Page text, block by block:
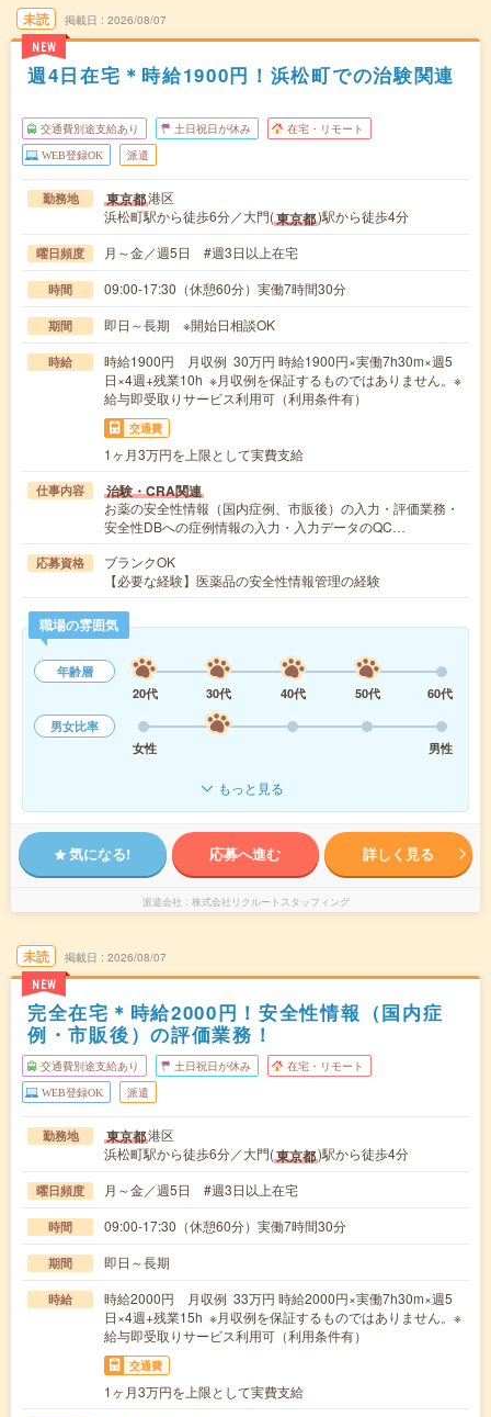
未読
NEW
掲載日 2026/08/07
週4日在宅＊時給1900円！浜松町での治験関連
交通費別途支給あり 土日祝日が休み 在宅・リモート
WEB登録OK 派遣
勤務地 東京都港区
浜松町駅から徒歩6分／大門(東京都)駅から徒歩4分
曜日頻度 月～金／週5日 #週3日以上在宅
時間 09:00-17:30（休憩60分）実働7時間30分
期間 即日～長期 ※開始日相談OK
時給
時給1900円 月収例 30万円 時給1900円×実働7h30m×週5
日×4週+残業10h ※月収例を保証するものではありません。※
給与即受取りサービス利用可（利用条件有）
交通費
1ヶ月3万円を上限として実費支給
仕事内容 治験・CRA関連
お薬の安全性情報（国内症例、市販後）の入力・評価業務・
安全性DBへの症例情報の入力・入力データのQC…
応募資格
ブランクOK
【必要な経験】医薬品の安全性情報管理の経験
職場の雰囲気
年齢層
20代
30代 40代 50代
60代
男女比率
女性
男性
もっと見る
気になる! 応募へ進む 詳しく見る
派遣会社 株式会社リクルートスタッフィング
未読
NEW
掲載日 2026/08/07
完全在宅＊時給2000円！安全性情報（国内症
例・市販後）の評価業務！
交通費別途支給あり 土日祝日が休み 在宅・リモート
WEB登録OK 派遣
勤務地 東京都港区
浜松町駅から徒歩6分／大門(東京都)駅から徒歩4分
曜日頻度 月～金／週5日 #週3日以上在宅
時間 09:00-17:30（休憩60分）実働7時間30分
期間 即日～長期
時給
時給2000円 月収例 33万円 時給2000円×実働7h30m×週5
日×4週+残業15h ※月収例を保証するものではありません。※
給与即受取りサービス利用可（利用条件有）
交通費
1ヶ月3万円を上限として実費支給